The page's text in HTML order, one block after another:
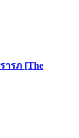
ารภ [The